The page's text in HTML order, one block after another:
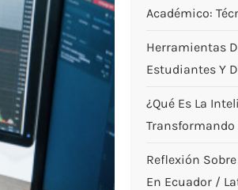
Académico:
Herramientas
Estudiantes Y
¿Qué Es La
Transformando
Reflexión
En Ecuador /